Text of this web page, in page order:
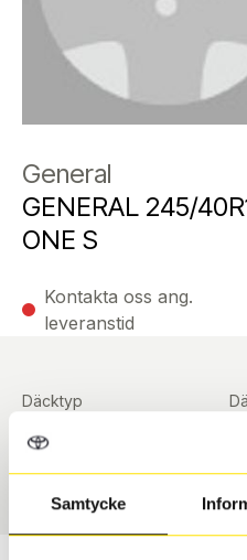
Samtycke
General
GENERAL 245/
ONE S
Kontakta oss ang.
leveranstid
Däcktyp
Art nummer
90366